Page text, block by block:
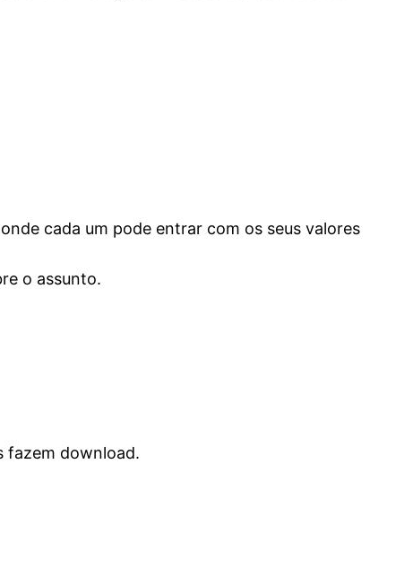
cada um pode entrar com os seus valores
o assunto.
fazem download.